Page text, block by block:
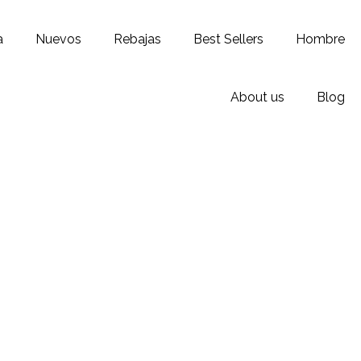
Nuevos Rebajas Best Sellers Hombre
About us Blog